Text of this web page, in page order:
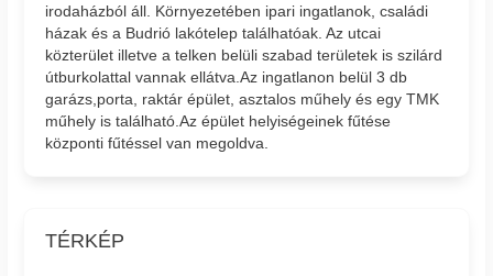
irodaházból áll. Környezetében ipari ingatlanok, családi
házak és a Budrió lakótelep találhatóak. Az utcai
közterület illetve a telken belüli szabad területek is szilárd
útburkolattal vannak ellátva.Az ingatlanon belül 3 db
garázs,porta, raktár épület, asztalos műhely és egy TMK
műhely is található.Az épület helyiségeinek fűtése
központi fűtéssel van megoldva.
TÉRKÉP